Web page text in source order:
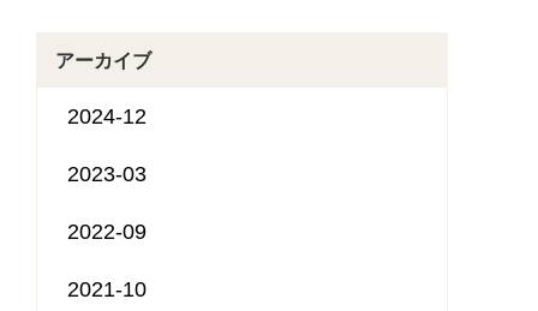
アーカイブ
2024-12
2023-03
2022-09
2021-10